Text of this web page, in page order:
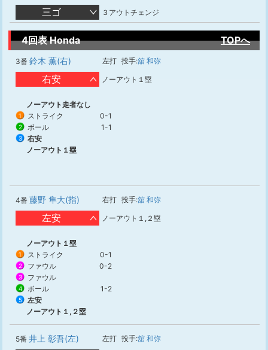
三ゴ ３アウトチェンジ
4回表 Honda TOPへ
3番 鈴木 薫(右) 左打 投手:舘 和弥
右安 ノーアウト１塁
ノーアウト走者なし
1 ストライク 0-1
2 ボール 1-1
3
右安
ノーアウト１塁
4番 藤野 隼大(指) 右打 投手:舘 和弥
左安 ノーアウト１,２塁
ノーアウト１塁
1 ストライク 0-1
2 ファウル 0-2
3 ファウル
4 ボール 1-2
5
左安
ノーアウト１,２塁
5番 井上 彰吾(左) 左打 投手:舘 和弥